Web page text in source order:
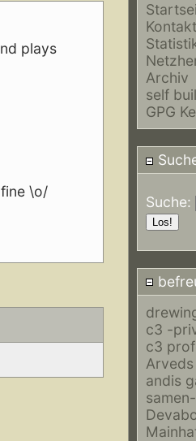
Kontakt
Archiv
self
GPG
Suche:
c3 -
c3
andis
plays
\o/